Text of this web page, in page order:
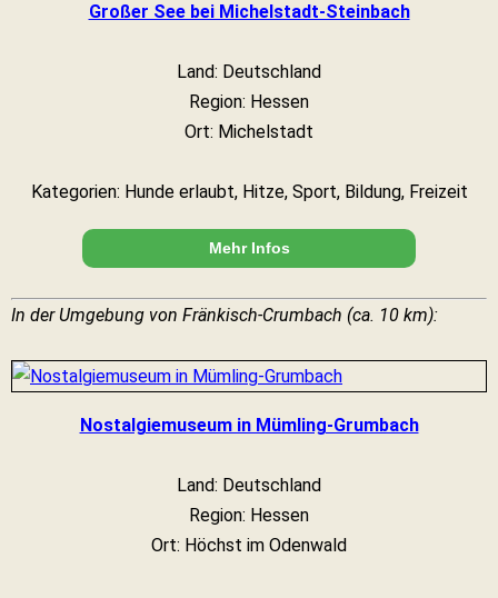
Großer See bei Michelstadt-Steinbach
Land: Deutschland
Region: Hessen
Ort: Michelstadt
Kategorien: Hunde erlaubt, Hitze, Sport, Bildung, Freizeit
Mehr Infos
In der Umgebung von Fränkisch-Crumbach (ca. 10 km):
Nostalgiemuseum in Mümling-Grumbach
Land: Deutschland
Region: Hessen
Ort: Höchst im Odenwald